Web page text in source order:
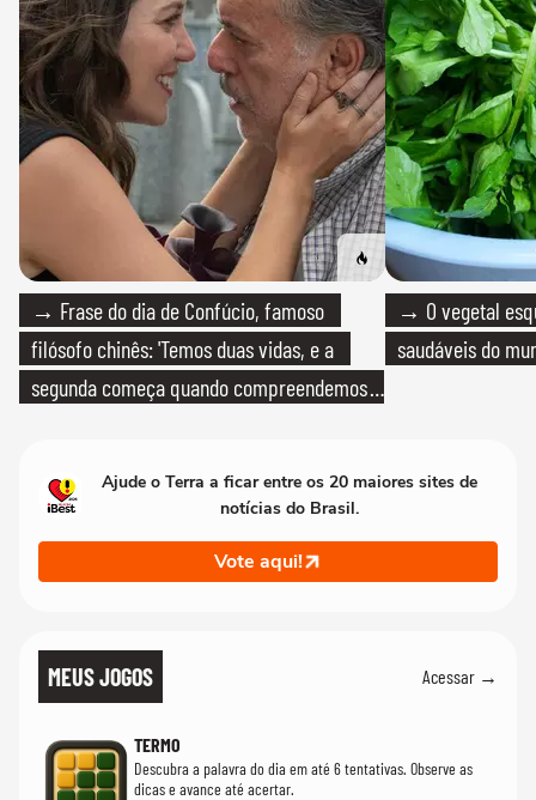
→ Frase do dia de Confúcio, famoso
filósofo chinês: 'Temos duas vidas, e a
segunda começa quando compreendemos
→ O vegetal
saudáveis do
Ajude o Terra a ficar entre os 20 maiores sites de
notícias do Brasil.
Vote aqui!
MEUS JOGOS Acessar →
TERMO
Descubra a palavra do dia em até 6 tentativas. Observe as
dicas e avance até acertar.